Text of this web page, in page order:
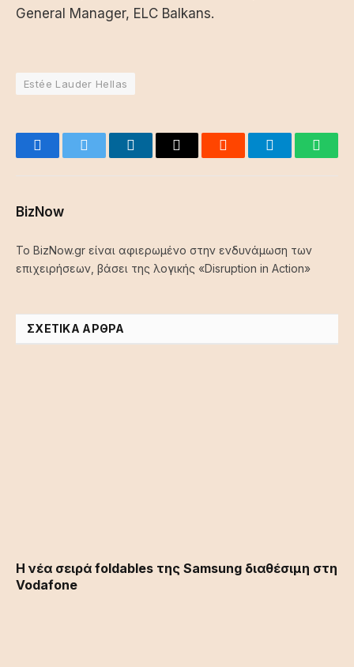
General Manager, ELC Balkans.
Estée Lauder Hellas
FacebookTwitter LinkedInEmail Reddit Telegram
BizNow
Το BizNow.gr είναι αφιερωμένο στην ενδυνάμωση των
επιχειρήσεων, βάσει της λογικής «Disruption in Action»
ΣΧΕΤΙΚΆ ΆΡΘΡΑ
Η νέα σειρά foldables της Samsung διαθέσιμη στη
Vodafone